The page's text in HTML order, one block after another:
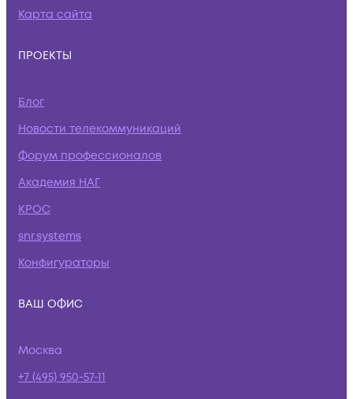
Карта сайта
ПРОЕКТЫ
Блог
Новости телекоммуникаций
Форум профессионалов
Академия НАГ
КРОС
snr.systems
Конфигураторы
ВАШ ОФИС
Москва
+7 (495) 950-57-11